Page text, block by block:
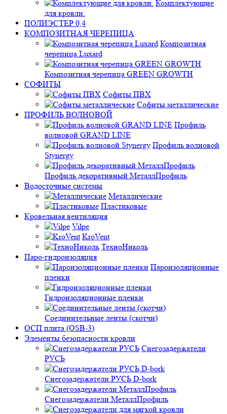
Комплектующие
для кровли.
ПОЛИЭСТЕР 0,4
КОМПОЗИТНАЯ ЧЕРЕПИЦА
Композитная
черепица Luxard
Композитная черепица GREEN GROWTH
СОФИТЫ
Софиты ПВХ
Софиты металлические
ПРОФИЛЬ ВОЛНОВОЙ
Профиль
волновой GRAND LINE
Профиль волновой
Stynergy
Профиль декоративный МеталлПрофиль
Водосточные системы
Металлические
Пластиковые
Кровельная вентиляция
Vilpe
KroVent
ТехноНиколь
Паро-гидроизоляция
Пароизоляционные
пленки
Гидроизоляционные пленки
Соединительные ленты (скотчи)
ОСП плита (OSB-3)
Элементы безопасности кровли
Снегозадержатели
РУСЬ
Снегозадержатели РУСЬ D-bork
Снегозадержатели МеталлПрофиль